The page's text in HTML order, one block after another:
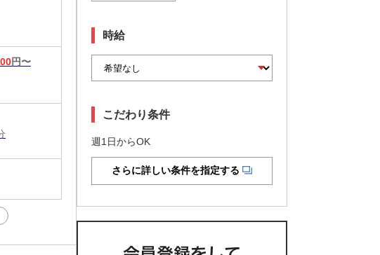
円〜
時給
こだわり条件
週1日からOK
さらに詳しい条件を指定する